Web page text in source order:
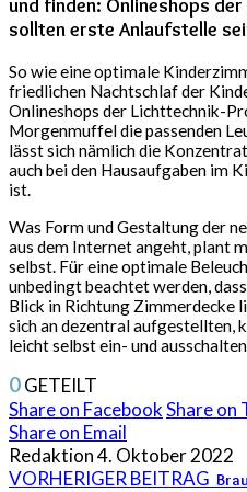
und finden: Onlineshops
sollten erste Anlaufstelle
So wie eine optimale
friedlichen Nachtschlaf der
Onlineshops der Lichttechnik-
Morgenmuffel die passenden
lässt sich nämlich die
auch bei den Hausaufgaben im
ist.
Was Form und Gestaltung der
aus dem Internet angeht, plant
selbst. Für eine optimale
unbedingt beachtet werden,
Blick in Richtung Zimmerdecke
sich an dezentral aufgestellten,
leicht selbst ein- und
0GETEILT
Share on FacebookShare
Share on Email
Redaktion4. Oktober 2022
VORHERIGER BEITRAG